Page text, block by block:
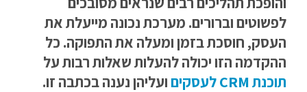
לפשוטים וברורים. מערכת נכונה מייעלת את
העסק, חוסכת בזמן ומעלה את התפוקה. כל
ההקדמה הזו יכולה להעלות שאלות רבות על
תוכנת CRM לעסקים
ועליהן נענה בכתבה זו.